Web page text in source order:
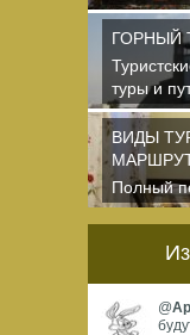
час жен
ГОРНЫЙ
туры и
полно и
ВИДЫ
Полный
@